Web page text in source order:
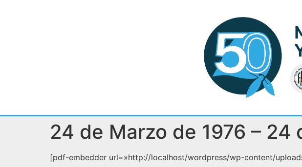
24 de Marzo de 1976 –
[pdf-embedder url=»http://localhost/wordpress/wp-content/